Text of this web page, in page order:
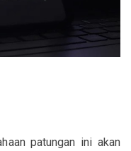
patungan ini akan